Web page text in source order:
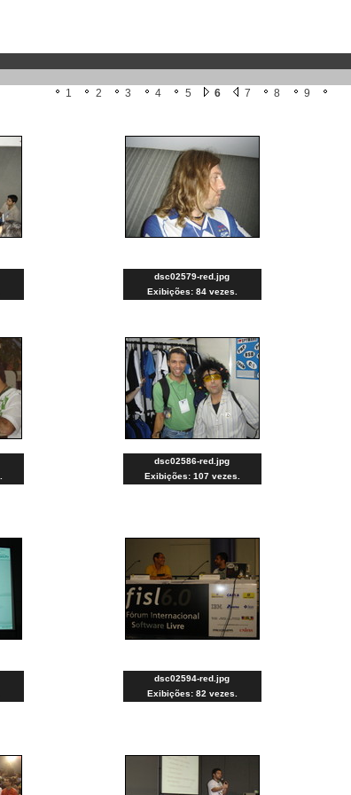
1 2 3 4 5 6 7 8 9
dsc02579-red.jpg
Exibições: 84 vezes.
dsc02586-red.jpg
Exibições: 107 vezes.
dsc02594-red.jpg
Exibições: 82 vezes.